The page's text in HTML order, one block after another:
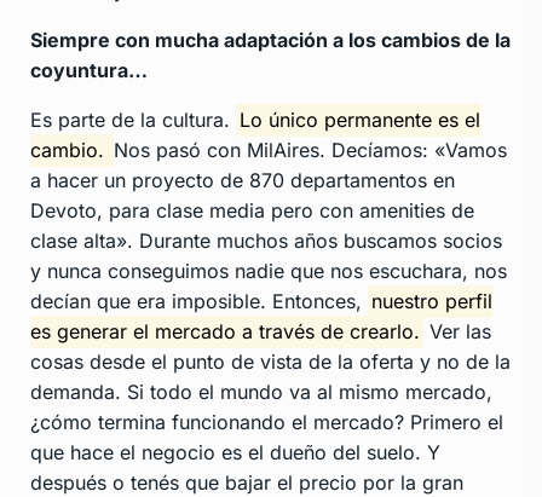
Siempre con mucha adaptación a los cambios de la
coyuntura…
Es parte de la cultura. Lo único permanente es el
cambio. Nos pasó con MilAires. Decíamos: «Vamos
a hacer un proyecto de 870 departamentos en
Devoto, para clase media pero con amenities de
clase alta». Durante muchos años buscamos socios
y nunca conseguimos nadie que nos escuchara, nos
decían que era imposible. Entonces, nuestro perfil
es generar el mercado a través de crearlo. Ver las
cosas desde el punto de vista de la oferta y no de la
demanda. Si todo el mundo va al mismo mercado,
¿cómo termina funcionando el mercado? Primero el
que hace el negocio es el dueño del suelo. Y
después o tenés que bajar el precio por la gran